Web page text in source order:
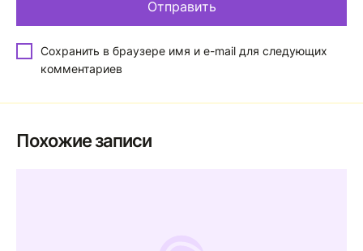
Сохранить в браузере имя и e-mail для следующих
комментариев
Похожие записи